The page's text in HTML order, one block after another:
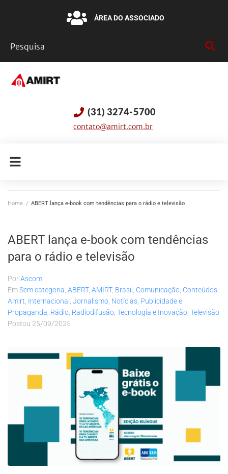
ÁREA DO ASSOCIADO
(31) 3274-5700
contato@amirt.com.br
Home / ABERT lança e-book com tendências para o rádio e televisão
ABERT lança e-book com tendências
para o rádio e televisão
PorAscom
EmSem categoria ABERT, AMIRT, Brasil Comunicação Conteúdos
Amirt Internacional Jornalismo Notícias Publicidade e
Propaganda Rádio Radiodifusão Tecnologia e Inovação Televisão
Postou 25/09/2025